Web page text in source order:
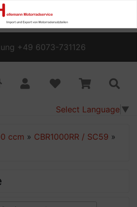
+49 6073-731126
Select Language ▼
ccm » CBR1000RR / SC59 »